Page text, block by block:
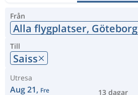
Från
Alla flygplatser, Göteborg
Till
Saiss
Utresa
Aug 21, Fre 13 dagar